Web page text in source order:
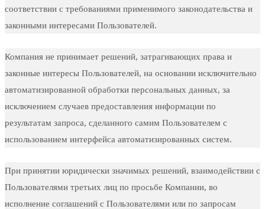
соответствии с требованиями применимого законодательства и
законными интересами Пользователей.
Компания не принимает решений, затрагивающих права и
законные интересы Пользователей, на основании исключительно
автоматизированной обработки персональных данных, за
исключением случаев предоставления информации по
результатам запроса, сделанного самим Пользователем с
использованием интерфейса автоматизированных систем.
При принятии юридически значимых решений, взаимодействии с
Пользователями третьих лиц по просьбе Компании, во
исполнение соглашений с Пользователями или по запросам